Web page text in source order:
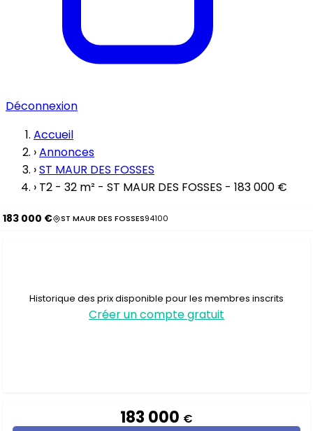
Déconnexion
Accueil
›Annonces
›ST MAUR DES FOSSES
› T2 - 32 m² - ST MAUR DES FOSSES - 183 000 €
183 000 € ST MAUR DES FOSSES94100
Historique des prix disponible pour les membres inscrits
Créer un compte gratuit
183 000 €